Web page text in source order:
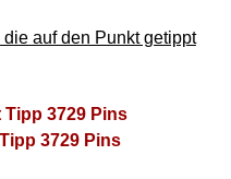
auf den Punkt getippt
3729 Pins
3729 Pins